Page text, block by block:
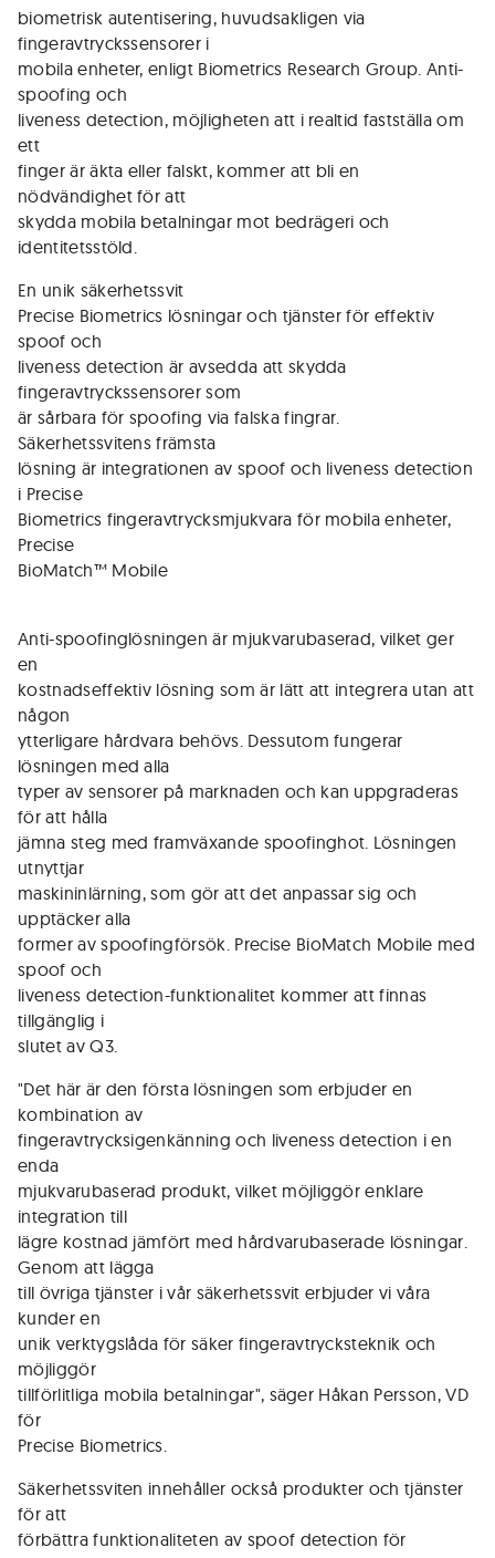
biometrisk autentisering, huvudsakligen via
fingeravtryckssensorer i
mobila enheter, enligt Biometrics Research Group. Anti-
spoofing och
liveness detection, möjligheten att i realtid fastställa om
ett
finger är äkta eller falskt, kommer att bli en
nödvändighet för att
skydda mobila betalningar mot bedrägeri och
identitetsstöld.
En unik säkerhetssvit
Precise Biometrics lösningar och tjänster för effektiv
spoof och
liveness detection är avsedda att skydda
fingeravtryckssensorer som
är sårbara för spoofing via falska fingrar.
Säkerhetssvitens främsta
lösning är integrationen av spoof och liveness detection
i Precise
Biometrics fingeravtrycksmjukvara för mobila enheter,
Precise
BioMatch™ Mobile
Anti-spoofinglösningen är mjukvarubaserad, vilket ger
en
kostnadseffektiv lösning som är lätt att integrera utan att
någon
ytterligare hårdvara behövs. Dessutom fungerar
lösningen med alla
typer av sensorer på marknaden och kan uppgraderas
för att hålla
jämna steg med framväxande spoofinghot. Lösningen
utnyttjar
maskininlärning, som gör att det anpassar sig och
upptäcker alla
former av spoofingförsök. Precise BioMatch Mobile med
spoof och
liveness detection-funktionalitet kommer att finnas
tillgänglig i
slutet av Q3.
"Det här är den första lösningen som erbjuder en
kombination av
fingeravtrycksigenkänning och liveness detection i en
enda
mjukvarubaserad produkt, vilket möjliggör enklare
integration till
lägre kostnad jämfört med hårdvarubaserade lösningar.
Genom att lägga
till övriga tjänster i vår säkerhetssvit erbjuder vi våra
kunder en
unik verktygslåda för säker fingeravtrycksteknik och
möjliggör
tillförlitliga mobila betalningar", säger Håkan Persson, VD
för
Precise Biometrics.
Säkerhetssviten innehåller också produkter och tjänster
för att
förbättra funktionaliteten av spoof detection för